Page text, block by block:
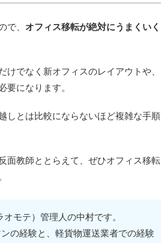
、 オフィス移転が絶対にうまくいく
でなく新オフィスのレイアウトや、
要になります。
しとは比較にならないほど複雑な手順
面教師ととらえて、ぜひオフィス移転
モテ）管理人の中村です。
の経験と、軽貨物運送業者での経験